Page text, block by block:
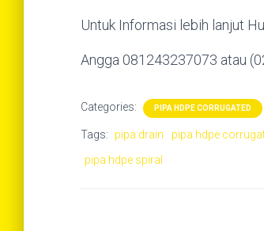
Untuk Informasi lebih lanjut
Angga 081243237073 atau
Categories: PIPA HDPE CORRUGATED
Tags: pipa drain
pipa hdpe
pipa hdpe spiral